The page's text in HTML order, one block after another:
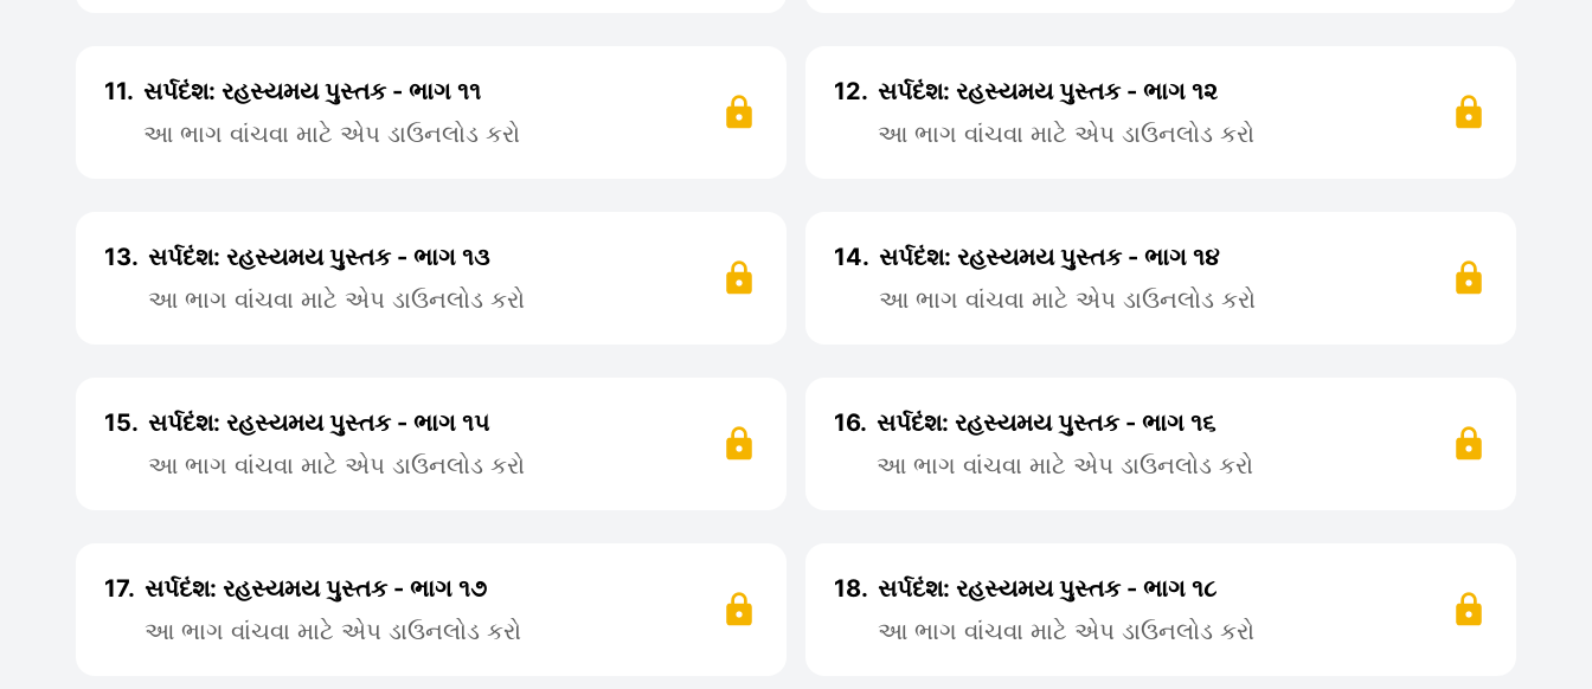
11. સર્પદંશ: રહસ્યમય પુસ્તક - ભાગ ૧૧
આ ભાગ વાંચવા માટે એપ ડાઉનલોડ કરો
12. સર્પદંશ: રહસ્યમય પુસ્તક - ભાગ ૧૨
આ ભાગ વાંચવા માટે એપ ડાઉનલોડ કરો
13. સર્પદંશ: રહસ્યમય પુસ્તક - ભાગ ૧૩
આ ભાગ વાંચવા માટે એપ ડાઉનલોડ કરો
14. સર્પદંશ: રહસ્યમય પુસ્તક - ભાગ ૧૪
આ ભાગ વાંચવા માટે એપ ડાઉનલોડ કરો
15. સર્પદંશ: રહસ્યમય પુસ્તક - ભાગ ૧૫
આ ભાગ વાંચવા માટે એપ ડાઉનલોડ કરો
16. સર્પદંશ: રહસ્યમય પુસ્તક - ભાગ ૧૬
આ ભાગ વાંચવા માટે એપ ડાઉનલોડ કરો
17. સર્પદંશ: રહસ્યમય પુસ્તક - ભાગ ૧૭
આ ભાગ વાંચવા માટે એપ ડાઉનલોડ કરો
18. સર્પદંશ: રહસ્યમય પુસ્તક - ભાગ ૧૮
આ ભાગ વાંચવા માટે એપ ડાઉનલોડ કરો